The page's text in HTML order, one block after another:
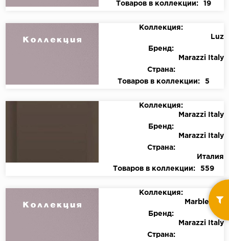
Товаров в коллекции:
19
Коллекция:
Luz
Бренд:
Marazzi Italy
Страна:
Товаров в коллекции:
5
Коллекция:
Marazzi Italy
Бренд:
Marazzi Italy
Страна:
Италия
Товаров в коллекции:
559
Коллекция:
Marbleplay
Бренд:
Marazzi Italy
Страна: